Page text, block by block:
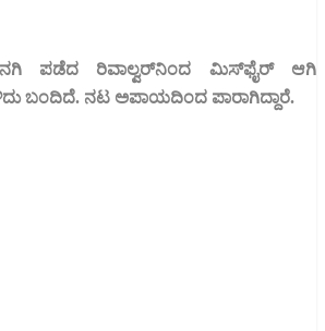
ಪಡೆದ ರಿವಾಲ್ವರ್‌ನಿಂದ ಮಿಸ್‌ಫೈರ್‌ ಆಗಿ
ಬಂದಿದೆ. ನಟ ಅಪಾಯದಿಂದ ಪಾರಾಗಿದ್ದಾರೆ.